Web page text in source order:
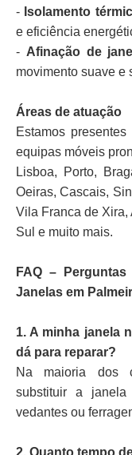
- Isolamento
e eficiência
- Afinação de
movimento suave e
Áreas de atuação
Estamos
equipas móveis
Lisboa, Porto,
Oeiras, Cascais,
Vila Franca de Xira,
Sul e muito mais.
FAQ –
Janelas em
1. A minha janela
dá para reparar?
Na maioria dos
substituir a janela
vedantes ou